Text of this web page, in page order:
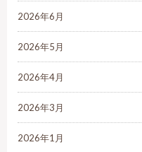
2026年6月
2026年5月
2026年4月
2026年3月
2026年1月